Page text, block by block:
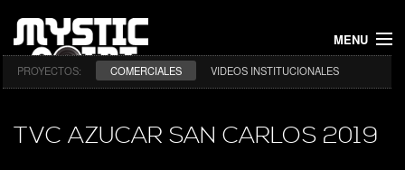
MENU
INICIO
PROYECTOS
PROYECTOS: COMERCIALES VIDEOS INSTITUCIONALES
TVC AZUCAR SAN CARLOS 2019